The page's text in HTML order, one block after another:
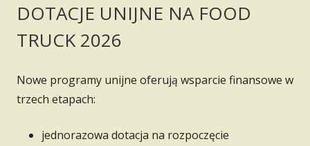
DOTACJE UNIJNE NA FOOD
TRUCK 2026
Nowe programy unijne oferują wsparcie finansowe w
trzech etapach:
jednorazowa dotacja na rozpoczęcie